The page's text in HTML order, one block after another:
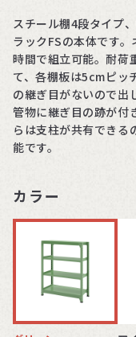
スチール棚4段タイプ
ラックFSの本体です
時間で組立可能。耐荷
て、各棚板は5cmピッ
の継ぎ目がないので出
管物に継ぎ目の跡が付
らは支柱が共有できる
能です。
カラー